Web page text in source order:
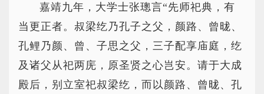
嘉靖九年，大学士张璁言“先师祀典，有
当更正者。叔梁纥乃孔子之父，颜路、曾昽、
孔鲤乃颜、曾、子思之父，三子配享庙庭，纥
及诸父从祀两庑，原圣贤之心岂安。请于大成
殿后，别立室祀叔梁纥，而以颜路、曾昽、孔